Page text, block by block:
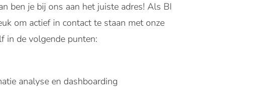
ben je bij ons aan het juiste adres! Als BI
om actief in contact te staan met onze
in de volgende punten:
analyse en dashboarding